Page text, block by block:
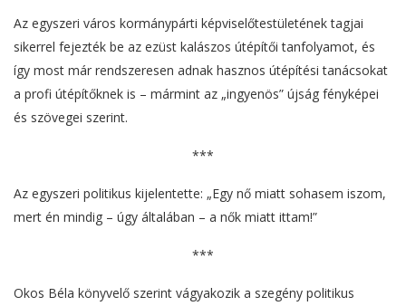
Az egyszeri város kormánypárti képviselőtestületének tagjai
sikerrel fejezték be az ezüst kalászos útépítői tanfolyamot, és
így most már rendszeresen adnak hasznos útépítési tanácsokat
a profi útépítőknek is – mármint az „ingyenös” újság fényképei
és szövegei szerint.
***
Az egyszeri politikus kijelentette: „Egy nő miatt sohasem iszom,
mert én mindig – úgy általában – a nők miatt ittam!”
***
Okos Béla könyvelő szerint vágyakozik a szegény politikus